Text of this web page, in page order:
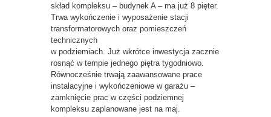
skład kompleksu – budynek A – ma już 8 pięter.
Trwa wykończenie i wyposażenie stacji
transformatorowych oraz pomieszczeń
technicznych
w podziemiach. Już wkrótce inwestycja zacznie
rosnąć w tempie jednego piętra tygodniowo.
Równocześnie trwają zaawansowane prace
instalacyjne i wykończeniowe w garażu –
zamknięcie prac w części podziemnej
kompleksu zaplanowane jest na maj.